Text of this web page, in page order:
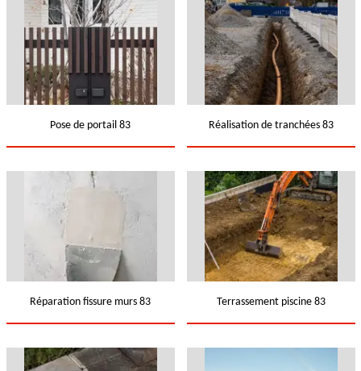
Pose de portail 83 Réalisation de tranchées 83
Réparation fissure murs 83 Terrassement piscine 83